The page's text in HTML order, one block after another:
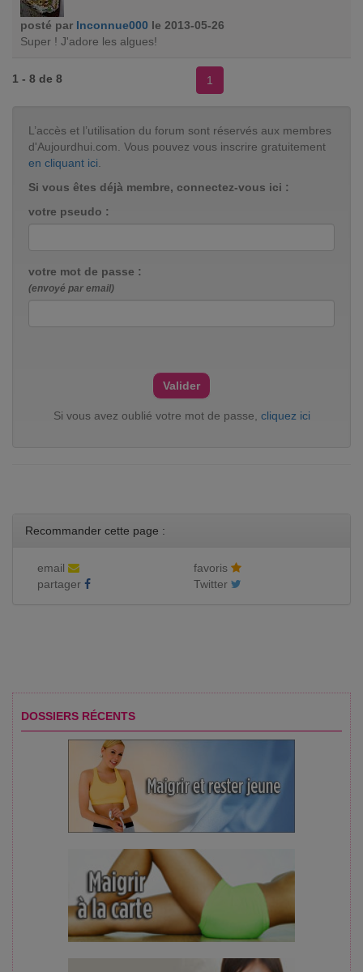
posté par Inconnue000 le 2013-05-26
Super ! J'adore les algues!
1 - 8 de 8 1
L’accès et l’utilisation du forum sont réservés aux membres
d'Aujourdhui.com. Vous pouvez vous inscrire gratuitement
en cliquant ici.
Si vous êtes déjà membre, connectez-vous ici :
votre pseudo :
votre mot de passe :
(envoyé par email)
Si vous avez oublié votre mot de passe, cliquez ici
Recommander cette page :
email
favoris
partager
Twitter
DOSSIERS RÉCENTS